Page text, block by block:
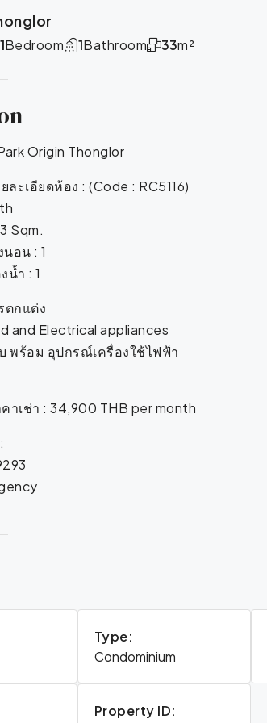
Bedroom
1 Bathroom
1 m²
33
Origin Thonglor
ะเอียดห้อง : (Code : RC5116)
Sqm.
อน : 1
น้ำ : 1
ตกแต่ง
and Electrical appliances
พร้อม อุปกรณ์เครื่องใช้ไฟฟ้า
าเช่า : 34,900 THB per month
Type:
Condominium
Property ID: